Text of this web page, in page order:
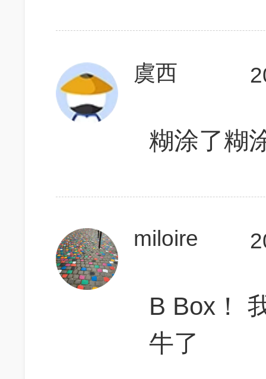
虞西
糊涂了糊
miloire
B Box！
牛了